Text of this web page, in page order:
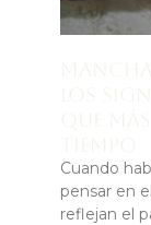
Cuando
pensar en
reflejan el